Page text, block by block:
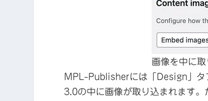
画像を中に
MPL-Publisherには「Design」タ
3.0の中に画像が取り込まれます。